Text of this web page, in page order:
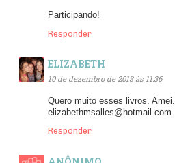
Participando!
Responder
ELIZABETH
10 de dezembro de 2013 às 11:36
Quero muito esses livros. Amei.
elizabethmsalles@hotmail.com
Responder